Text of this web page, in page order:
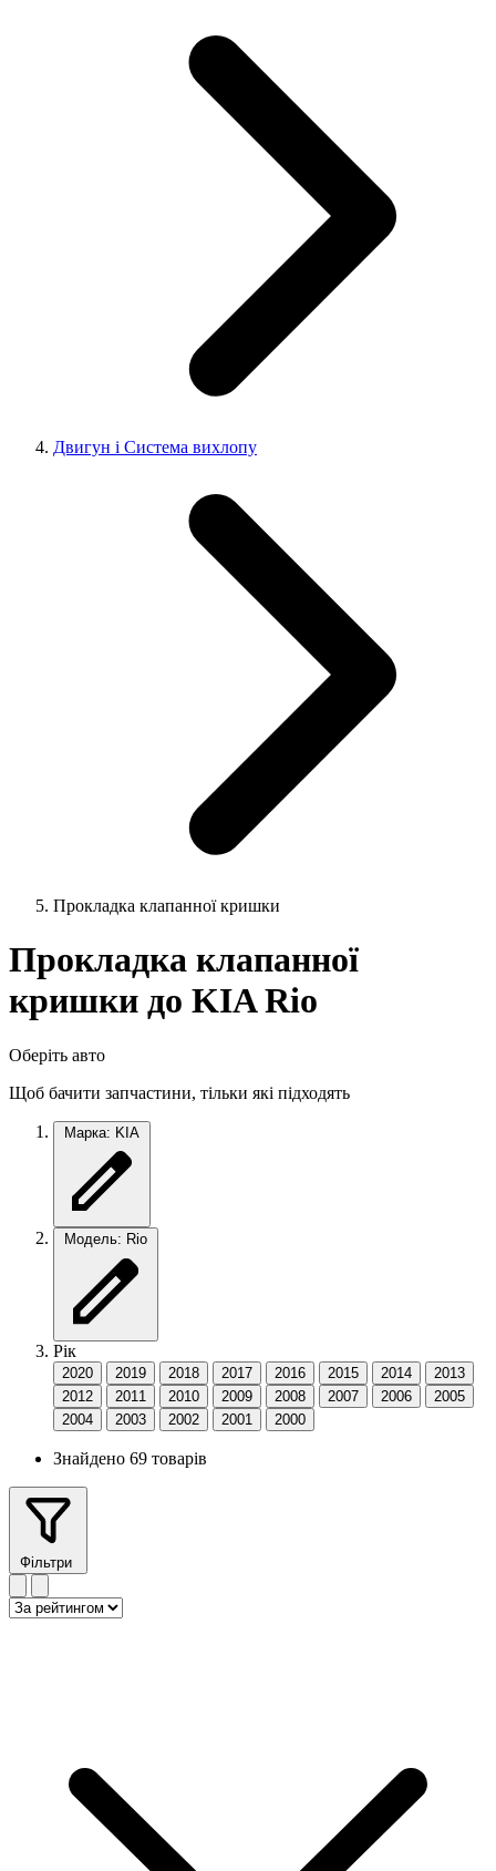
Двигун і Система вихлопу
Прокладка клапанної кришки
Прокладка клапанної
кришки до KIA Rio
Оберіть авто
Щоб бачити запчастини, тільки які підходять
Марка: KIA
Модель: Rio
Рік
2020 2019 2018 2017 2016 2015 2014
2013
2012
2011 2010 2009 2008 2007 2006
2005
2004
2003 2002 2001 2000
Знайдено 69 товарів
Фільтри